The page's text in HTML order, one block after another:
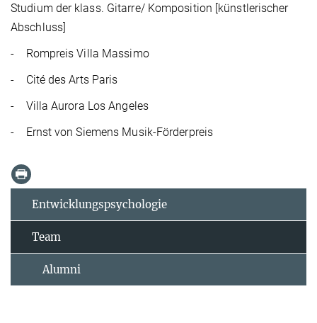
Studium der klass. Gitarre/ Komposition [künstlerischer
Abschluss]
- Rompreis Villa Massimo
- Cité des Arts Paris
- Villa Aurora Los Angeles
- Ernst von Siemens Musik-Förderpreis
Entwicklungspsychologie
Team
Alumni